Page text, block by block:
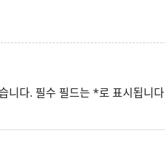
니다. 필수 필드는 *로 표시됩니다